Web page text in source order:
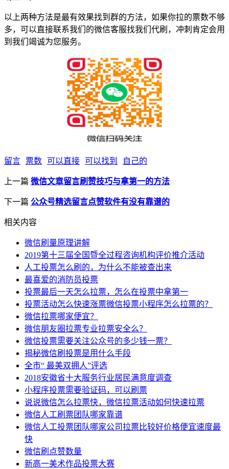
以上两种方法是最有效果找到群的方法，如果你拉的票数不够
多，可以直接联系我们的微信客服找我们代刷，冲刺肯定会用
到我们竭诚为您服务。
留言 票数 可以直接 可以找到 自己的
上一篇 微信文章留言刷赞技巧与拿第一的方法
下一篇 公众号精选留言点赞软件有没有靠谱的
相关内容
微信刷量原理讲解
2019第十三届全国暨全过程咨询机构评价推介活动
人工投票怎么刷的，为什么不能被查出来
最喜爱的消防员投票
投票最后一天怎么拉票，怎么在投票中拿第一
投票活动怎么快速涨票微信投票小程序怎么拉票的？
微信拉票哪家便宜？
微信朋友圈拉票专业拉票安全么？
微信投票需要关注公众号的多少钱一票？
揭秘微信刷投票是用什么手段
全市“ 最美双拥人”评选
2018安徽省十大服务行业居民满意度调查
小程序投票需要验证码，可以刷票
说说微信怎么拉票快，微信拉票活动如何快速拉票
微信人工刷票团队哪家靠谱
微信人工投票团队哪家公司拉票比较好价格便宜速度最
快
微信刷点赞数量
新高一美术作品投票大赛